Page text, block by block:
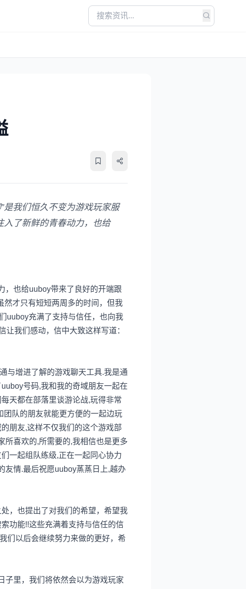
我们恒久不变为游戏玩家服
了新鲜的青春动力，也给
也给uuboy带来了良好的开端跟
然才只有短短两周多的时间，但我
uuboy充满了支持与信任，也向我
让我们感动，信中大致这样写道：
增进了解的游戏聊天工具.我是通
号码,我和我的奇域朋友一起在
天都在部落里谈游论战,玩得非常
队的朋友就能更方便的一起边玩
朋友,这样不仅我们的这个游戏部
所喜欢的,所需要的,我相信也是更多
一起组队练级,正在一起同心协力
友情.最后祝愿uuboy蒸蒸日上,越办
，也提出了对我们的希望，希望我
功能!!这些充满着支持与信任的信
们以后会继续努力来做的更好，希
里，我们将依然会以为游戏玩家